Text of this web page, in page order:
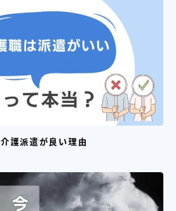
介護派遣が良い理由